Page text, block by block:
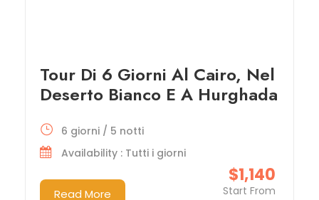
Tour Di 6 Giorni Al Cairo, Nel
Deserto Bianco E A Hurghada
$1,140
Start From
6 giorni / 5 notti
Availability : Tutti i giorni
Read More